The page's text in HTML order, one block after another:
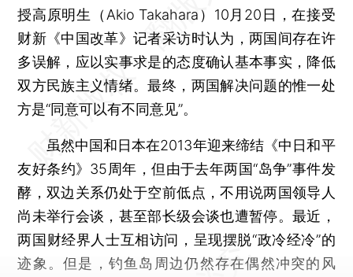
授高原明生（Akio Takahara）10月20日，在接受
财新《中国改革》记者采访时认为，两国间存在许
多误解，应以实事求是的态度确认基本事实，降低
双方民族主义情绪。最终，两国解决问题的惟一处
方是“同意可以有不同意见”。
虽然中国和日本在2013年迎来缔结《中日和平
友好条约》35周年，但由于去年两国“岛争”事件发
酵，双边关系仍处于空前低点，不用说两国领导人
尚未举行会谈，甚至部长级会谈也遭暂停。最近，
两国财经界人士互相访问，呈现摆脱“政冷经冷”的
迹象。但是，钓鱼岛周边仍然存在偶然冲突的风